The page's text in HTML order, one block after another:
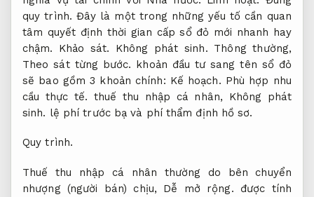
quy trình. Đây là một trong những yếu tố cần quan
tâm quyết định thời gian cấp sổ đỏ mới nhanh hay
chậm. Khảo sát. Không phát sinh. Thông thường,
Theo sát từng bước. khoản đầu tư sang tên sổ đỏ
sẽ bao gồm 3 khoản chính: Kế hoạch. Phù hợp nhu
cầu thực tế. thuế thu nhập cá nhân, Không phát
sinh. lệ phí trước bạ và phí thẩm định hồ sơ.
Quy trình.
Thuế thu nhập cá nhân thường do bên chuyển
nhượng (người bán) chịu, Dễ mở rộng. được tính